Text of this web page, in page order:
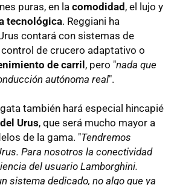
puras, en la comodidad , el lujo y
tecnológica. Reggiani ha
contará con sistemas de
de crucero adaptativo o
de carril , pero "nada que
autónoma real".
también hará especial hincapié
Urus, que será mucho mayor a
de la gama. "Tendremos
Para nosotros la conectividad
del usuario Lamborghini.
sistema dedicado, no algo que ya